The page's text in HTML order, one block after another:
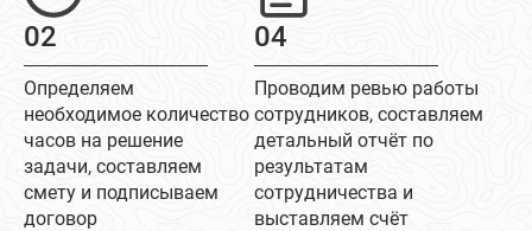
02
Определяем
необходимое количество
часов на решение
задачи, составляем
смету и подписываем
договор
04
Проводим ревью работы
сотрудников, составляем
детальный отчёт по
результатам
сотрудничества и
выставляем счёт